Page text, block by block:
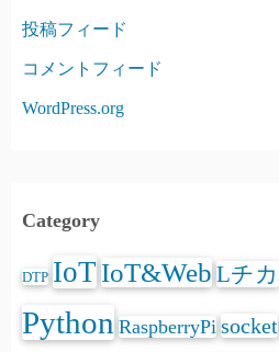
投稿フィード
コメントフィード
WordPress.org
Category
DTP IoT IoT&Web Lチカ
Python RaspberryPi socket